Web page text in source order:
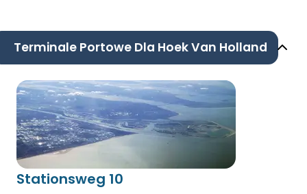
Terminale Portowe Dla Hoek Van Holland
Stationsweg 10